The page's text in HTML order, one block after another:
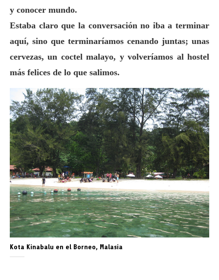
y conocer mundo.
Estaba claro que la conversación no iba a terminar
aquí, sino que terminaríamos cenando juntas; unas
cervezas, un coctel malayo, y volveríamos al hostel
más felices de lo que salimos.
Kota Kinabalu en el Borneo, Malasia